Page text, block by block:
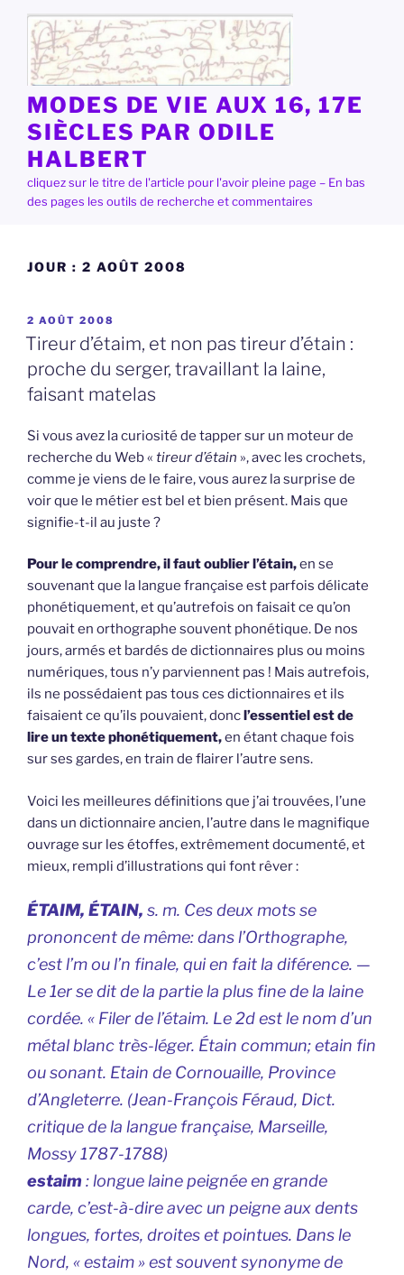
contenu
principal
MODES DE VIE AUX 16, 17E
SIÈCLES PAR ODILE
HALBERT
cliquez sur le titre de l'article pour l'avoir pleine page – En bas
des pages les outils de recherche et commentaires
JOUR : 2 AOÛT 2008
PUBLIÉ
LE
2 AOÛT 2008
Tireur d’étaim, et non pas tireur d’étain :
proche du serger, travaillant la laine,
faisant matelas
Si vous avez la curiosité de tapper sur un moteur de
recherche du Web « tireur d’étain », avec les crochets,
comme je viens de le faire, vous aurez la surprise de
voir que le métier est bel et bien présent. Mais que
signifie-t-il au juste ?
Pour le comprendre, il faut oublier l’étain,en se
souvenant que la langue française est parfois délicate
phonétiquement, et qu’autrefois on faisait ce qu’on
pouvait en orthographe souvent phonétique. De nos
jours, armés et bardés de dictionnaires plus ou moins
numériques, tous n’y parviennent pas ! Mais autrefois,
ils ne possédaient pas tous ces dictionnaires et ils
faisaient ce qu’ils pouvaient, doncl’essentiel est de
lire un texte phonétiquement,en étant chaque fois
sur ses gardes, en train de flairer l’autre sens.
Voici les meilleures définitions que j’ai trouvées, l’une
dans un dictionnaire ancien, l’autre dans le magnifique
ouvrage sur les étoffes, extrêmement documenté, et
mieux, rempli d’illustrations qui font rêver :
ÉTAIM, ÉTAIN, s. m. Ces deux mots se
prononcent de même: dans l’Orthographe,
c’est l’m ou l’n finale, qui en fait la diférence. —
Le 1er se dit de la partie la plus fine de la laine
cordée. « Filer de l’étaim. Le 2d est le nom d’un
métal blanc très-léger. Étain commun; etain fin
ou sonant. Etain de Cornouaille, Province
d’Angleterre. (Jean-François Féraud, Dict.
critique de la langue française, Marseille,
Mossy 1787-1788)
estaim : longue laine peignée en grande
carde, c’est-à-dire avec un peigne aux dents
longues, fortes, droites et pointues. Dans le
Nord, « estaim » est souvent synonyme de